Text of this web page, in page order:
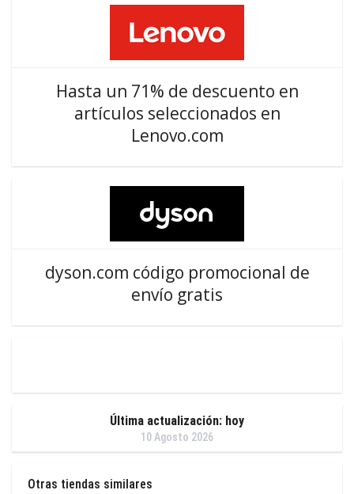
Hasta un 71% de descuento en
artículos seleccionados en
Lenovo.com
dyson.com código promocional de
envío gratis
Última actualización: hoy
10 Agosto 2026
Otras tiendas similares